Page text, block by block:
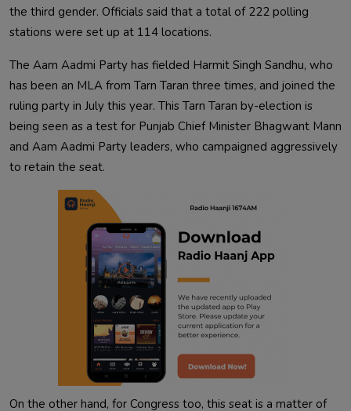
the third gender. Officials said that a total of 222 polling
The Aam Aadmi Party has fielded Harmit Singh Sandhu, who
has been an MLA from Tarn Taran three times, and joined the
ruling party in July this year. This Tarn Taran by-election is
being seen as a test for Punjab Chief Minister Bhagwant Mann
and Aam Aadmi Party leaders, who campaigned aggressively
to retain the seat.
On the other hand, for Congress too, this seat is a matter of